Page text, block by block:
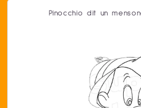
Pinocchio dit un